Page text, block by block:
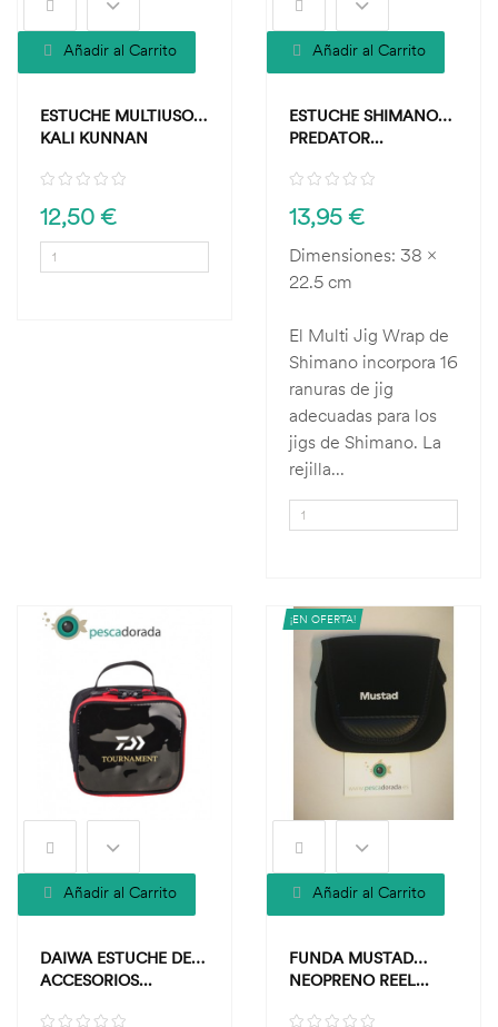
Añadir al Carrito
ESTUCHE MULTIUSOS
KALI KUNNAN
12,50 €
Añadir al Carrito
ESTUCHE SHIMANO
PREDATOR...
13,95 €
Dimensiones: 38 x
22.5 cm
El Multi Jig Wrap de
Shimano incorpora 16
ranuras de jig
adecuadas para los
jigs de Shimano. La
rejilla...
Añadir al Carrito
DAIWA ESTUCHE DE
ACCESORIOS...
¡EN OFERTA!
Añadir al Carrito
FUNDA MUSTAD
NEOPRENO REEL...